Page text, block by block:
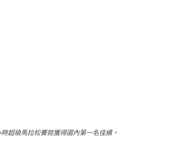
超級馬拉松賽就獲得國內第一名佳績。